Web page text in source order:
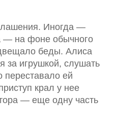
Иногда —
— на фоне обычного
беды. Алиса
за игрушкой, слушать
переставало ей
крал у нее
— еще одну часть